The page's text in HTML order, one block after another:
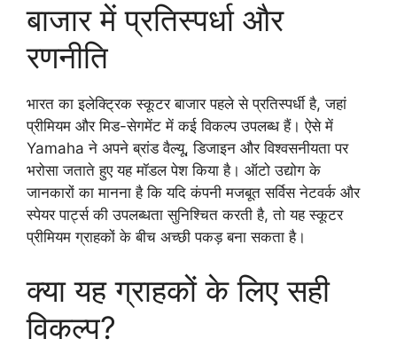
बाजार में प्रतिस्पर्धा और
रणनीति
भारत का इलेक्ट्रिक स्कूटर बाजार पहले से प्रतिस्पर्धी है, जहां
प्रीमियम और मिड-सेगमेंट में कई विकल्प उपलब्ध हैं। ऐसे में
Yamaha ने अपने ब्रांड वैल्यू, डिजाइन और विश्वसनीयता पर
भरोसा जताते हुए यह मॉडल पेश किया है। ऑटो उद्योग के
जानकारों का मानना है कि यदि कंपनी मजबूत सर्विस नेटवर्क और
स्पेयर पार्ट्स की उपलब्धता सुनिश्चित करती है, तो यह स्कूटर
प्रीमियम ग्राहकों के बीच अच्छी पकड़ बना सकता है।
क्या यह ग्राहकों के लिए सही
विकल्प?